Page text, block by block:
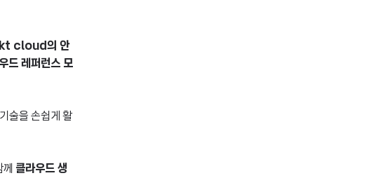
kt cloud의 안
드 레퍼런스 모
술을 손쉽게 활
클라우드 생